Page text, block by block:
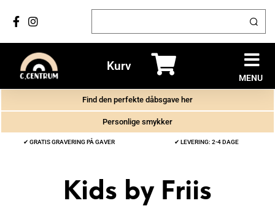
Kurv
MENU
Find den perfekte dåbsgave her
Personlige smykker
✔ GRATIS GRAVERING PÅ GAVER ✔ LEVERING: 2-4 DAGE
Kids by Friis